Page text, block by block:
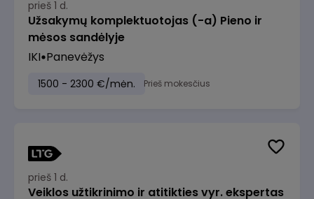
prieš 1 d.
Užsakymų komplektuotojas (-a) Pieno ir
mėsos sandėlyje
IKI Panevėžys
1500 - 2300 €/mėn. Prieš mokesčius
prieš 1 d.
Veiklos užtikrinimo ir atitikties vyr. ekspertas